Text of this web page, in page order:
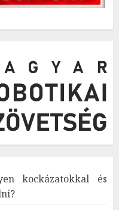
kockázatokkal és